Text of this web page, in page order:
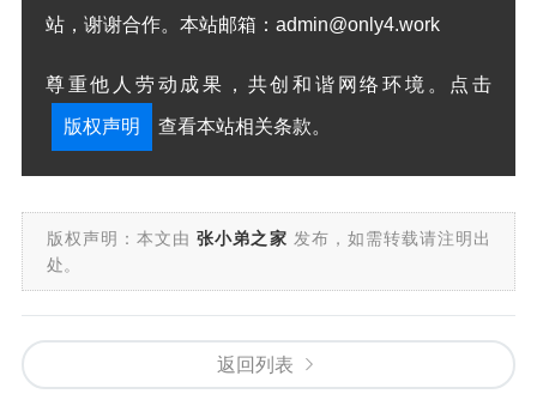
站，谢谢合作。本站邮箱：admin@only4.work
尊重他人劳动成果，共创和谐网络环境。点击
版权声明 查看本站相关条款。
版权声明：本文由 张小弟之家 发布，如需转载请注明出
处。
返回列表